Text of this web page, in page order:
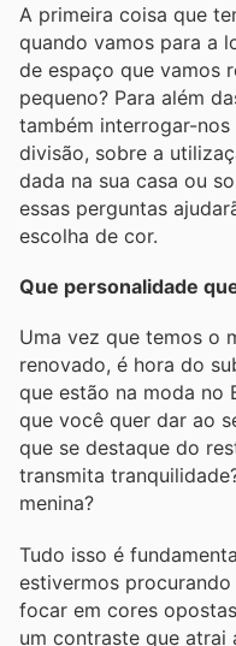
A primeira coisa que
quando vamos para a
de espaço que vamos
pequeno? Para além
também interrogar-
divisão, sobre a
dada na sua casa ou
essas perguntas
escolha de cor.
Que personalidade
Uma vez que temos o
renovado, é hora do
que estão na moda no
que você quer dar ao
que se destaque do
transmita
menina?
Tudo isso é
estivermos
focar em cores
um contraste que atrai